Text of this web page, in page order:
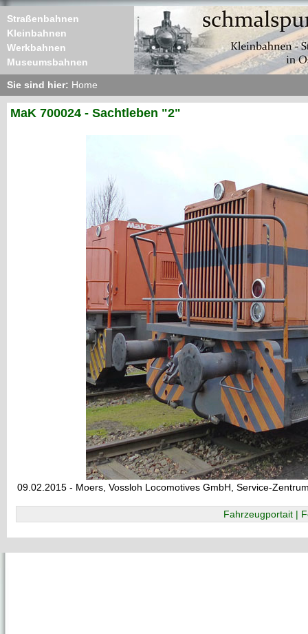
Straßenbahnen
Kleinbahnen
Werkbahnen
Museumsbahnen
Sie sind hier: Home
MaK 700024 - Sachtleben "2"
09.02.2015 - Moers, Vossloh Locomotives GmbH, Service-
Fahrzeugportait |